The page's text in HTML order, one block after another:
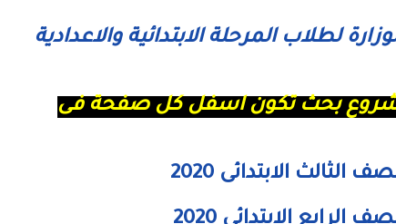
لطلاب المرحلة الابتدائية والاعدادية
بحث تكون اسفل كل صفحة فى
الابتدائى 2020